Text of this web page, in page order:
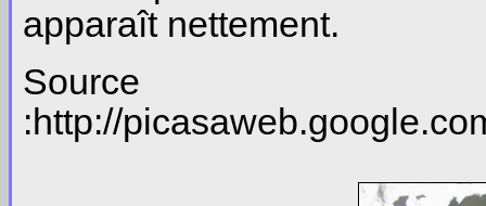
apparaît nettement.
Source
:http://